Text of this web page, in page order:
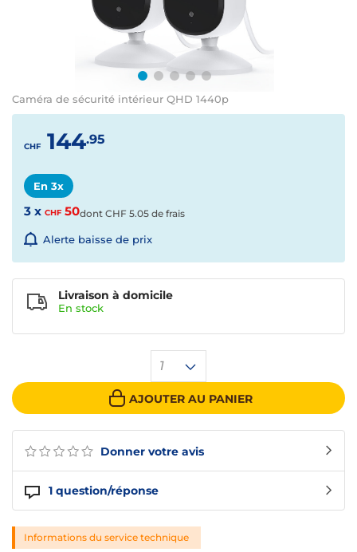
Caméra de sécurité intérieur QHD 1440p
Donner votre avis
1 question/réponse
CHF 144.95
En 3x
3 x CHF50dont CHF 5.05 de frais
Alerte baisse de prix
1
AJOUTER AU PANIER
Livraison à domicile
En stock
Informations du service technique